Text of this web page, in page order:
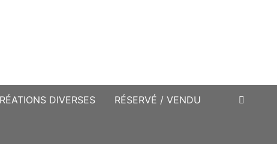
DIVERSES RÉSERVÉ / VENDU